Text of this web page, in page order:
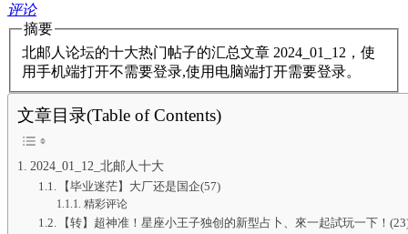
评论
摘要
北邮人论坛的十大热门帖子的汇总文章 2024_01_12，使
用手机端打开不需要登录,使用电脑端打开需要登录。
文章目录(Table of Contents)
2024_01_12_北邮人十大
【毕业迷茫】大厂还是国企(57)
精彩评论
【转】超神准！星座小王子独创的新型占卜、來一起試玩一下！